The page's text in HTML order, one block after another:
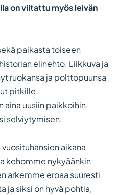
on viitattu myös leivän
paikasta toiseen
elinehto. Liikkuva ja
ruokansa ja polttopuunsa
pitkille
uusiin paikkoihin,
selviytymisen.
aikana
kehomme nykyäänkin
arkemme eroaa suuresti
ja siksi on hyvä pohtia,